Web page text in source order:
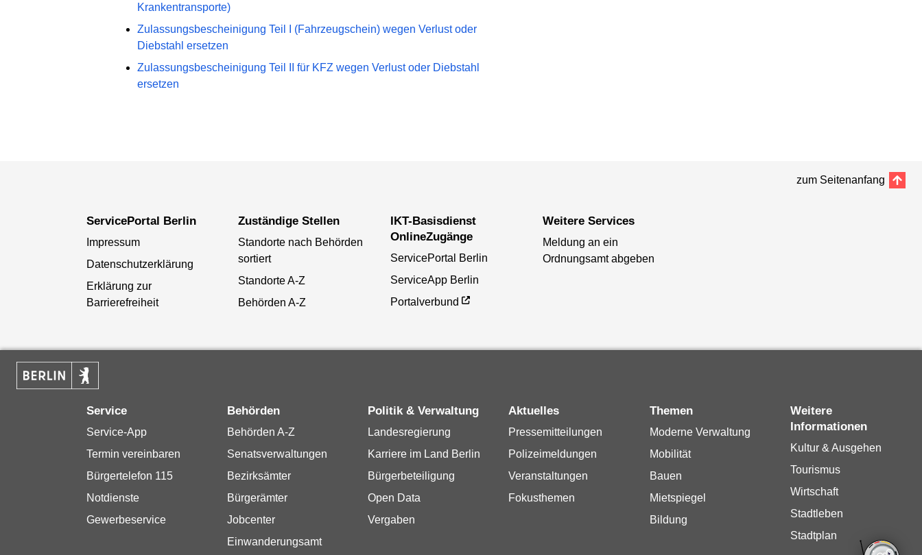
Krankentransporte)
Zulassungsbescheinigung Teil I (Fahrzeugschein) wegen Verlust oder
Diebstahl ersetzen
Zulassungsbescheinigung Teil II für KFZ wegen Verlust oder Diebstahl
ersetzen
zum Seitenanfang
ServicePortal Berlin
Impressum
Datenschutzerklärung
Erklärung zur
Barrierefreiheit
Zuständige Stellen
Standorte nach Behörden
sortiert
Standorte A-Z
Behörden A-Z
IKT-Basisdienst
OnlineZugänge
ServicePortal Berlin
ServiceApp Berlin
Portalverbund
Weitere Services
Meldung an ein
Ordnungsamt abgeben
Service
Service-App
Termin vereinbaren
Bürgertelefon 115
Notdienste
Gewerbeservice
Behörden
Behörden A-Z
Senatsverwaltungen
Bezirksämter
Bürgerämter
Jobcenter
Einwanderungsamt
Politik & Verwaltung
Landesregierung
Karriere im Land Berlin
Bürgerbeteiligung
Open Data
Vergaben
Aktuelles
Pressemitteilungen
Polizeimeldungen
Veranstaltungen
Fokusthemen
Themen
Moderne Verwaltung
Mobilität
Bauen
Mietspiegel
Bildung
Weitere
Informationen
Kultur & Ausgehen
Tourismus
Wirtschaft
Stadtleben
Stadtplan